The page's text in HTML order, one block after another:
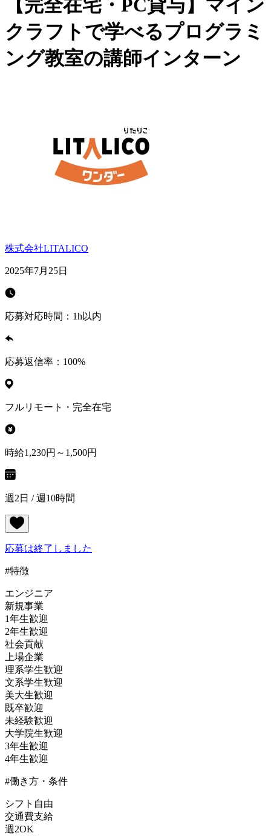
【完全在宅・PC貸与】マイン
クラフトで学べるプログラミ
ング教室の講師インターン
株式会社LITALICO
2025年7月25日
応募対応時間： 1h以内
応募返信率： 100%
フルリモート・完全在宅
時給1,230円～1,500円
週2日 / 週10時間
応募は終了しました
#特徴
エンジニア
新規事業
1年生歓迎
2年生歓迎
社会貢献
上場企業
理系学生歓迎
文系学生歓迎
美大生歓迎
既卒歓迎
未経験歓迎
大学院生歓迎
3年生歓迎
4年生歓迎
#働き方・条件
シフト自由
交通費支給
週2OK